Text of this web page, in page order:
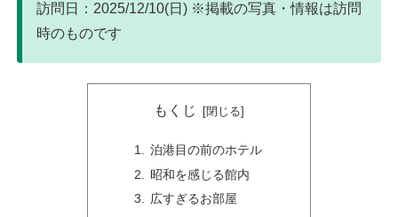
訪問日：2025/12/10(日) ※掲載の写真・情報は訪問
時のものです
もくじ
泊港目の前のホテル
昭和を感じる館内
広すぎるお部屋